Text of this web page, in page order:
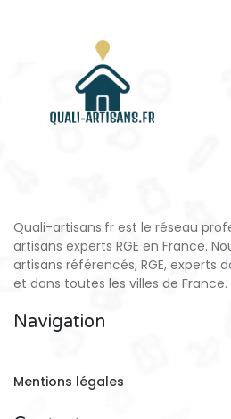
Quali-artisans.fr est le réseau
artisans experts RGE en France.
artisans référencés, RGE, experts
et dans toutes les villes de France.
Navigation
Mentions légales